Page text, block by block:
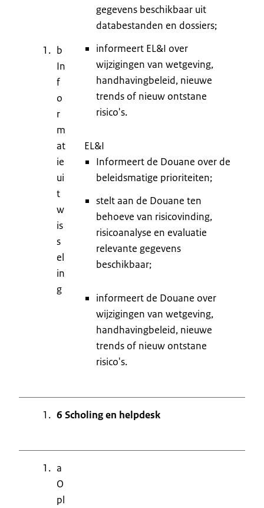
b
In
f
o
r
m
at
ie
ui
t
w
is
s
el
in
g
gegevens beschikbaar uit
databestanden en dossiers;
informeert EL&I over
wijzigingen van wetgeving,
handhavingbeleid, nieuwe
trends of nieuw ontstane
risico's.
EL&I
Informeert de Douane over de
beleidsmatige prioriteiten;
stelt aan de Douane ten
behoeve van risicovinding,
risicoanalyse en evaluatie
relevante gegevens
beschikbaar;
informeert de Douane over
wijzigingen van wetgeving,
handhavingbeleid, nieuwe
trends of nieuw ontstane
risico's.
6 Scholing en helpdesk
a
O
pl